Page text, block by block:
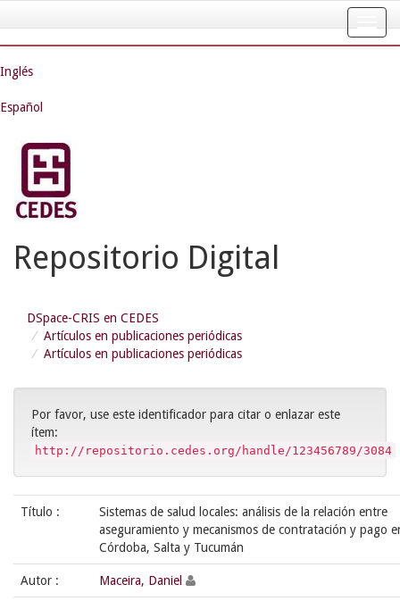
navigation
Inglés
Español
Repositorio Digital
DSpace-CRIS en CEDES
Artículos en publicaciones periódicas
Artículos en publicaciones periódicas
Por favor, use este identificador para citar o enlazar este
ítem:
http://repositorio.cedes.org/handle/123456789/3084
Título :
Sistemas de salud locales: análisis de la relación entre
aseguramiento y mecanismos de contratación y pago
Córdoba, Salta y Tucumán
Autor : Maceira, Daniel